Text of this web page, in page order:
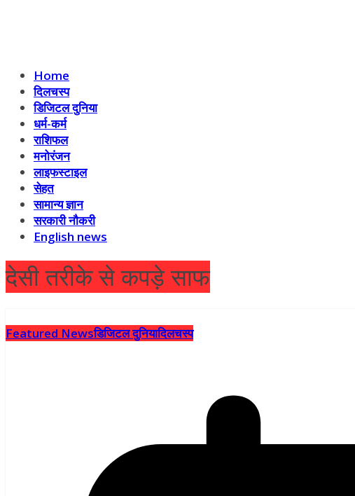
Home
दिलचस्प
डिजिटल दुनिया
धर्म-कर्म
राशिफल
मनोरंजन
लाइफस्टाइल
सेहत
सामान्य ज्ञान
सरकारी नौकरी
English news
देसी तरीके से कपड़े साफ
Featured Newsडिजिटल दुनियादिलचस्प